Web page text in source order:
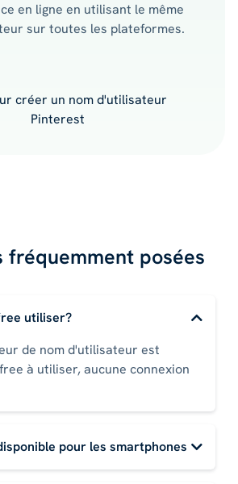
en ligne en utilisant le même
sur toutes les plateformes.
fréquemment posées
utiliser?
de nom d'utilisateur est
à utiliser, aucune connexion
pour les smartphones